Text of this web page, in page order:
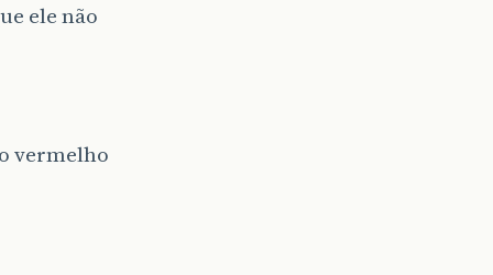
ele não
vermelho